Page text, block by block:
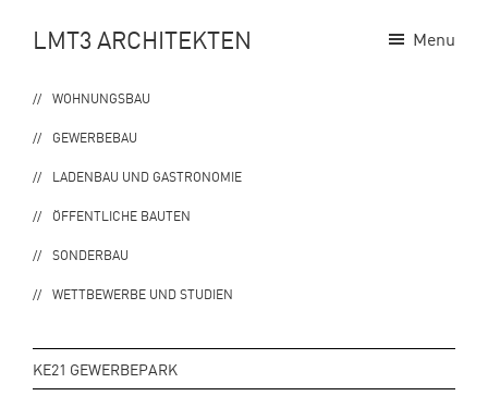
Hauptnavigation
InhaltLMT3 ARCHITEKTEN Menu
WOHNUNGSBAU
GEWERBEBAU
LADENBAU UND GASTRONOMIE
ÖFFENTLICHE BAUTEN
SONDERBAU
WETTBEWERBE UND STUDIEN
KE21 GEWERBEPARK